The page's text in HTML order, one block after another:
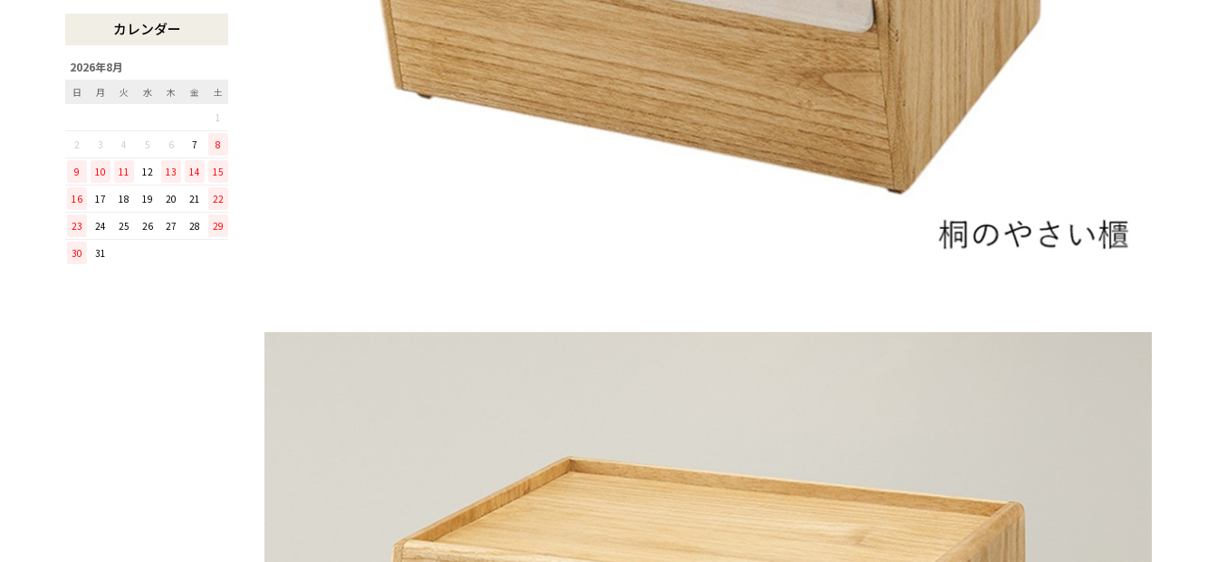
リンゴのための魅せるナイフ
『pomme』
「毎日納豆を食べていま
てほしい山只華陶苑の納豆鉢
調理から盛り付けまでこなす
「寿 菜箸」は、とても優秀
作所のペティナイフ「ゆり
ミニパンのお手入れ方法
ミニパン（大）で料理を楽し
カレンダー
2026年8月
日 月 火 水 木 金
土
1
2
3 4 5 6 7
8
9
10 11 12 13 14
15
16
17 18 19 20 21
22
23
24 25 26 27 28
29
30
31